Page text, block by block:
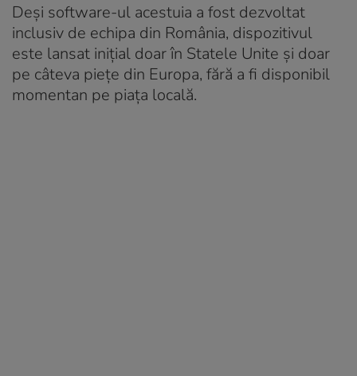
Deși software-ul acestuia a fost dezvoltat
inclusiv de echipa din România, dispozitivul
este lansat inițial doar în Statele Unite și doar
pe câteva piețe din Europa, fără a fi disponibil
momentan pe piața locală.